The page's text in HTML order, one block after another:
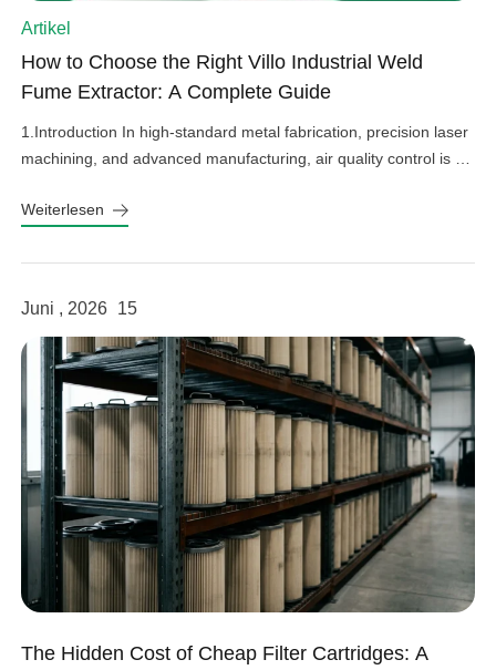
Artikel
How to Choose the Right Villo Industrial Weld
Fume Extractor: A Complete Guide
1.Introduction In high-standard metal fabrication, precision laser
machining, and advanced manufacturing, air quality control is an
equipment protection. Hazardous welding fumes, fine grinding
sensitive factory equipment, and impact product quality if not
Weiterlesen
Juni , 2026 15
The Hidden Cost of Cheap Filter Cartridges: A